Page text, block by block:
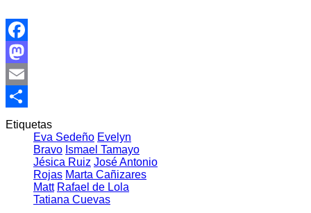
Facebook
Mastodon
Email
Compartir
Etiquetas
Eva Sedeño Evelyn
Bravo Ismael Tamayo
Jésica Ruiz José Antonio
Rojas Marta Cañizares
Matt Rafael de Lola
Tatiana Cuevas